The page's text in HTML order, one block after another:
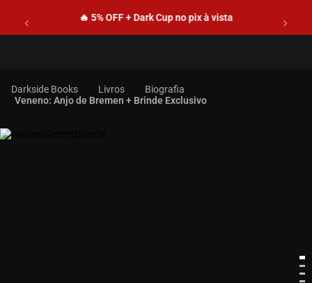
🔥 5% OFF + Dark Cup no pix à vista
Livros
Biografia
Veneno: Anjo de Bremen + Brinde Exclusivo